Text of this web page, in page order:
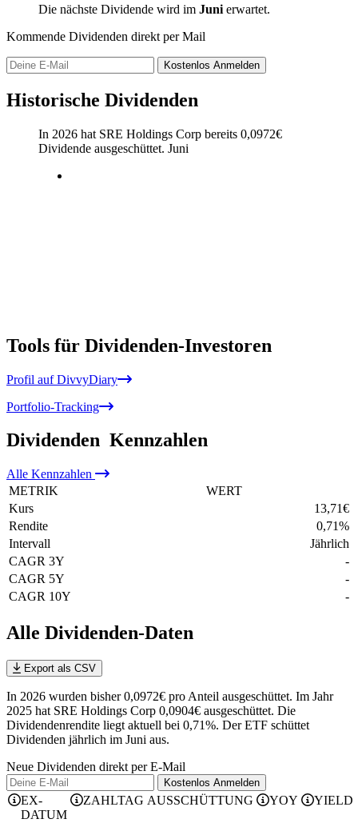
Die nächste Dividende wird im Juni erwartet.
Kommende Dividenden direkt per Mail
Kostenlos Anmelden
Historische Dividenden
In 2026 hat SRE Holdings Corp bereits 0,0972€
Dividende ausgeschüttet. Juni
Tools für Dividenden-Investoren
Profil auf DivvyDiary
Portfolio-Tracking
Dividenden Kennzahlen
Alle Kennzahlen
METRIK
WERT
Kurs
13,71€
Rendite
0,71%
Intervall
Jährlich
CAGR 3Y
-
CAGR 5Y
-
CAGR 10Y
-
Alle Dividenden-Daten
Export als CSV
In 2026 wurden bisher 0,0972€ pro Anteil ausgeschüttet. Im Jahr
2025 hat SRE Holdings Corp 0,0904€ ausgeschüttet. Die
Dividendenrendite liegt aktuell bei 0,71%. Der ETF schüttet
Dividenden jährlich im Juni aus.
Neue Dividenden direkt per E-Mail
Kostenlos Anmelden
EX-
DATUM
ZAHLTAG AUSSCHÜTTUNG YOY YIELD